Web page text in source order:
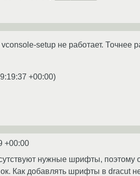
setup не работает. Точнее
+00:00)
+00:00
нужные шрифты,
Как добавлять шрифты в dracut